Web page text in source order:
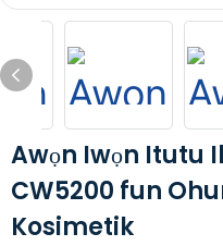
Awọn Iwọn Itutu
CW5200 fun
Kosimetik